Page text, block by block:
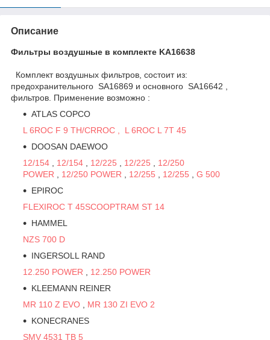
Описание
Фильтры воздушные в комплекте KA16638
Комплект воздушных фильтров, состоит из:
предохранительного SA16869 и основного SA16642 ,
фильтров. Применение возможно :
ATLAS COPCO
L 6ROC F 9 TH/CRROC , L 6ROC L 7T 45
DOOSAN DAEWOO
12/154
12/154 12/225 12/225
12/250
POWER
12/250 POWER 12/255 12/255
G 500
EPIROC
FLEXIROC T 45SCOOPTRAM ST 14
HAMMEL
NZS 700 D
INGERSOLL RAND
12.250 POWER
12.250 POWER
KLEEMANN REINER
MR 110 Z EVO
MR 130 ZI EVO 2
KONECRANES
SMV 4531 TB 5